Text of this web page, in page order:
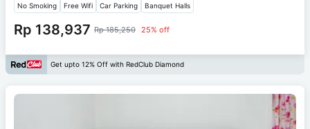
No Smoking Free Wifi Car Parking Banquet Halls
Rp 138,937 Rp 185,250 25% off
Get upto 12% Off with RedClub Diamond